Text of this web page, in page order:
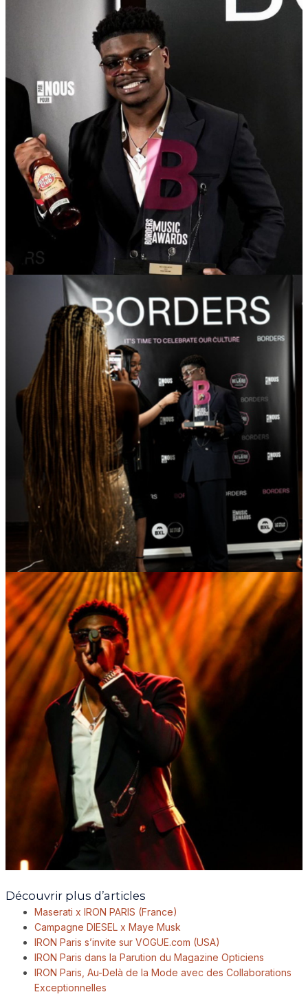
Découvrir plus d’articles
Maserati x IRON PARIS (France)​
Campagne DIESEL x Maye Musk​
IRON Paris s’invite sur VOGUE.com (USA)​
IRON Paris dans la Parution du Magazine Opticiens
IRON Paris, Au-Delà de la Mode avec des Collaborations
Exceptionnelles